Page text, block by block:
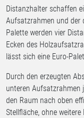
Distanzhalter schaffen
Aufsatzrahmen und der
Palette werden vier
Ecken des
lässt sich eine Euro-
Durch den erzeugten
unteren Aufsatzrahmen
den Raum nach oben
Stellfläche, ohne